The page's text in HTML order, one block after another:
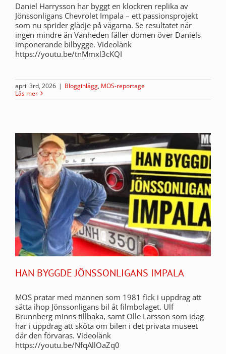
Daniel Harrysson har byggt en klockren replika av
Jönssonligans Chevrolet Impala – ett passionsprojekt
som nu sprider glädje på vägarna. Se resultatet när
ingen mindre än Vanheden fäller domen över Daniels
imponerande bilbygge. Videolänk
https://youtu.be/tnMmxl3cKQI
april 3rd, 2026 | Blogginlägg, MOS-reportage
Läs mer
HAN BYGGDE JÖNSSONLIGANS IMPALA
MOS pratar med mannen som 1981 fick i uppdrag att
sätta ihop Jönssonligans bil åt filmbolaget. Ulf
Brunnberg minns tillbaka, samt Olle Larsson som idag
har i uppdrag att sköta om bilen i det privata museet
där den förvaras. Videolänk
https://youtu.be/NfqAllOaZq0